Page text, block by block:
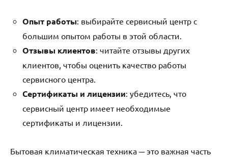
Опыт работы: выбирайте сервисный центр с
большим опытом работы в этой области.
Отзывы клиентов: читайте отзывы других
клиентов, чтобы оценить качество работы
сервисного центра.
Сертификаты и лицензии: убедитесь, что
сервисный центр имеет необходимые
сертификаты и лицензии.
Бытовая климатическая техника ─ это важная часть